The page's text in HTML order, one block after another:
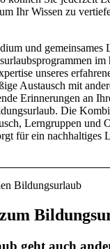
Ihr Wissen zu
und gemeinsames
im
unseres
Austausch mit
Erinnerungen an
Die
Lerngruppen und
für ein nachhaltiges
Bildungsurlaub
geht auch